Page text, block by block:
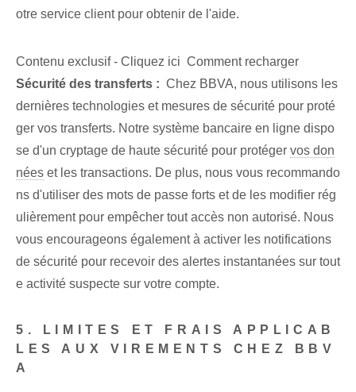
otre service client pour obtenir de l'aide.
Contenu exclusif - Cliquez ici Comment recharger
Sécurité des transferts : ⁤ Chez BBVA, nous utilisons les
dernières technologies et mesures de sécurité pour proté
ger vos transferts. Notre système bancaire en ligne dispo
se d'un cryptage de haute sécurité pour protéger⁣ vos don
nées et les transactions. De plus, nous vous recommando
ns d'utiliser des mots de passe forts et de les modifier rég
ulièrement⁣ pour empêcher tout accès non autorisé. Nous
vous encourageons également à activer les notifications
de sécurité‌ pour recevoir des alertes instantanées sur tout
e activité suspecte sur votre compte.
5. LIMITES ET FRAIS APPLICAB
LES AUX VIREMENTS CHEZ BBV
A